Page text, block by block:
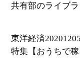
共有部のライブ
東洋経済
特集【おうちで